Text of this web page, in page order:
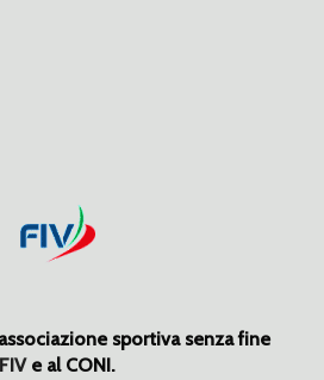
sportiva senza fine
e al CONI.